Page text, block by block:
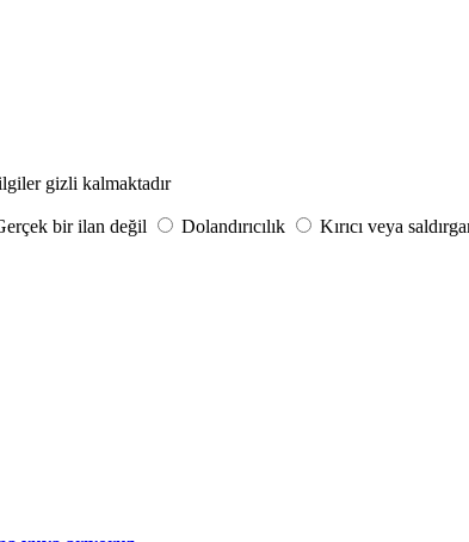
gizli kalmaktadır
bir ilan değil Dolandırıcılık Kırıcı veya